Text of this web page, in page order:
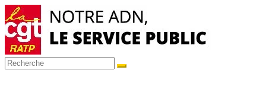
Passer
au
contenu